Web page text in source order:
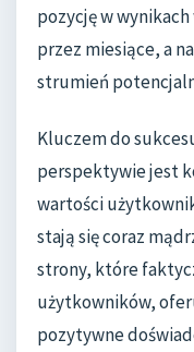
pozycję w
przez miesiące, a
strumień
Kluczem do
perspektywie jest
wartości
stają się coraz
strony, które
użytkowników,
pozytywne